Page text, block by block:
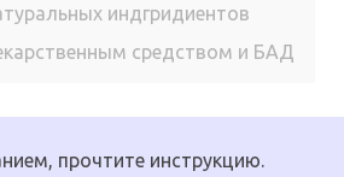
индгридиентов
средством и БАД
прочтите инструкцию.